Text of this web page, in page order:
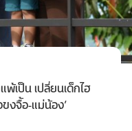
พ้เป็น เปลี่ยนเด็กไฮ
งจื้อ-แม่น้อง’